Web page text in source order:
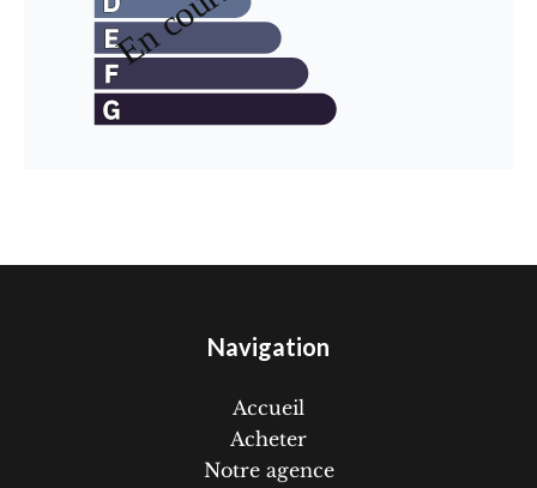
Navigation
Accueil
Acheter
Notre agence